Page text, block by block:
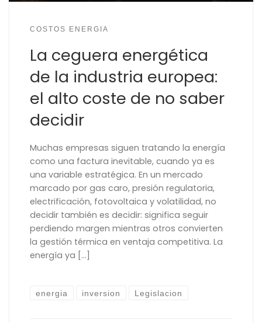
COSTOS ENERGIA
La ceguera energética
de la industria europea:
el alto coste de no saber
decidir
Muchas empresas siguen tratando la energía
como una factura inevitable, cuando ya es
una variable estratégica. En un mercado
marcado por gas caro, presión regulatoria,
electrificación, fotovoltaica y volatilidad, no
decidir también es decidir: significa seguir
perdiendo margen mientras otros convierten
la gestión térmica en ventaja competitiva. La
energía ya […]
energia inversion Legislacion